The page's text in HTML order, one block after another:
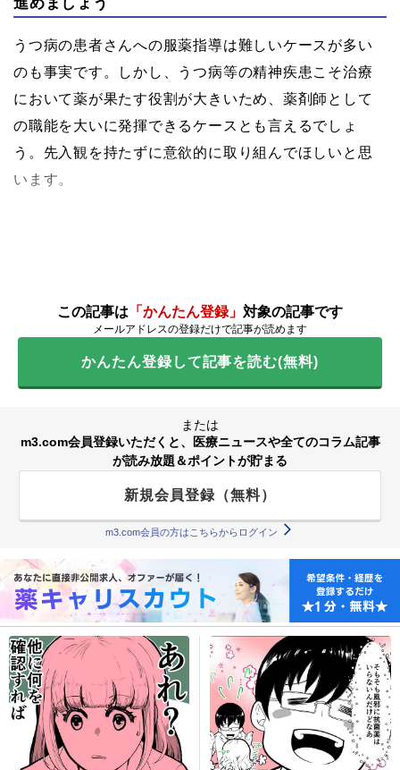
うつ病の患者さんへの服薬指導は難しいケースが多い
のも事実です。しかし、うつ病等の精神疾患こそ治療
において薬が果たす役割が大きいため、薬剤師として
の職能を大いに発揮できるケースとも言えるでしょ
う。先入観を持たずに意欲的に取り組んでほしいと思
います。
この記事は 「かんたん登録」 対象の記事です
メールアドレスの登録だけで記事が読めます
かんたん登録して記事を読む(無料)
または
m3.com会員登録いただくと、医療ニュースや全てのコラム記事
が読み放題＆ポイントが貯まる
新規会員登録（無料）
m3.com会員の方はこちらからログイン